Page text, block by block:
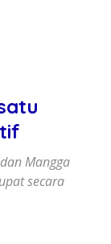
Mangga
secara